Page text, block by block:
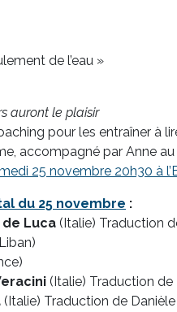
de l’eau »
auront le plaisir
pour les entraîner à
accompagné par Anne
25 novembre 20h30 à
du 25 novembre :
de Luca(Italie) Traduction
(Italie) Traduction de
(Italie) Traduction de Danièle